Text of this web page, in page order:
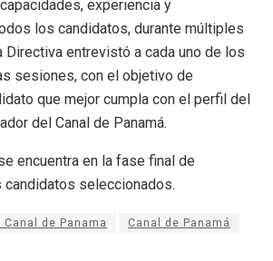
experiencia y
los candidatos, durante múltiples
Directiva entrevistó a cada uno de los
sesiones, con el objetivo de
que mejor cumpla con el perfil del
del Canal de Panamá.
encuentra en la fase final de
seleccionados.
de Panama Canal de Panamá